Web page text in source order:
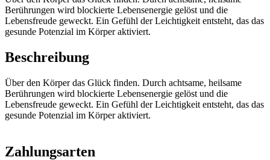
Berührungen wird blockierte Lebensenergie gelöst und die
Lebensfreude geweckt. Ein Gefühl der Leichtigkeit entsteht, das das
gesunde Potenzial im Körper aktiviert.
Beschreibung
Über den Körper das Glück finden. Durch achtsame, heilsame
Berührungen wird blockierte Lebensenergie gelöst und die
Lebensfreude geweckt. Ein Gefühl der Leichtigkeit entsteht, das das
gesunde Potenzial im Körper aktiviert.
Zahlungsarten